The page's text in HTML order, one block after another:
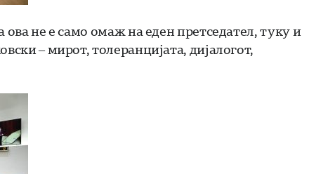
не е само омаж на еден претседател, туку и
– мирот, толеранцијата, дијалогот,